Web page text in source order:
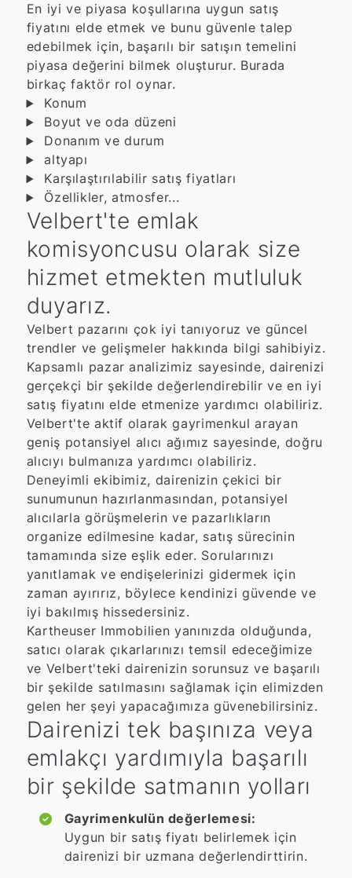
En iyi ve piyasa koşullarına uygun satış
fiyatını elde etmek ve bunu güvenle talep
edebilmek için, başarılı bir satışın temelini
piyasa değerini bilmek oluşturur. Burada
birkaç faktör rol oynar.
Konum
Boyut ve oda düzeni
Donanım ve durum
altyapı
Karşılaştırılabilir satış fiyatları
Özellikler, atmosfer...
Velbert'te emlak
komisyoncusu olarak size
hizmet etmekten mutluluk
duyarız.
Velbert pazarını çok iyi tanıyoruz ve güncel
trendler ve gelişmeler hakkında bilgi sahibiyiz.
Kapsamlı pazar analizimiz sayesinde, dairenizi
gerçekçi bir şekilde değerlendirebilir ve en iyi
satış fiyatını elde etmenize yardımcı olabiliriz.
Velbert'te aktif olarak gayrimenkul arayan
geniş potansiyel alıcı ağımız sayesinde, doğru
alıcıyı bulmanıza yardımcı olabiliriz.
Deneyimli ekibimiz, dairenizin çekici bir
sunumunun hazırlanmasından, potansiyel
alıcılarla görüşmelerin ve pazarlıkların
organize edilmesine kadar, satış sürecinin
tamamında size eşlik eder. Sorularınızı
yanıtlamak ve endişelerinizi gidermek için
zaman ayırırız, böylece kendinizi güvende ve
iyi bakılmış hissedersiniz.
Kartheuser Immobilien yanınızda olduğunda,
satıcı olarak çıkarlarınızı temsil edeceğimize
ve Velbert'teki dairenizin sorunsuz ve başarılı
bir şekilde satılmasını sağlamak için elimizden
gelen her şeyi yapacağımıza güvenebilirsiniz.
Dairenizi tek başınıza veya
emlakçı yardımıyla başarılı
bir şekilde satmanın yolları
Gayrimenkulün değerlemesi:
Uygun bir satış fiyatı belirlemek için
dairenizi bir uzmana değerlendirttirin.